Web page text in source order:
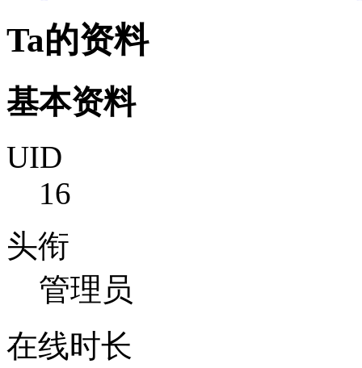
Ta的资料
基本资料
UID
16
头衔
管理员
在线时长